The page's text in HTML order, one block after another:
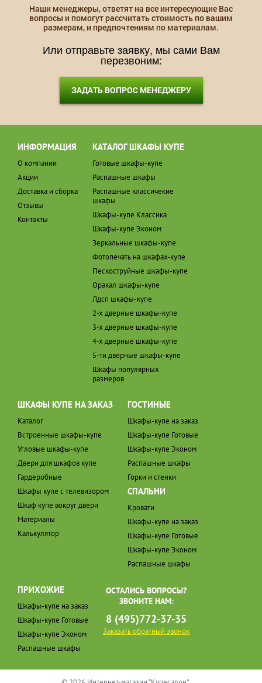
Наши менеджеры, ответят на все интересующие Вас
вопросы и помогут рассчитать стоимость по вашим
размерам, и предпочтениям по материалам.
Или отправьте заявку, мы сами Вам
перезвоним:
ЗАДАТЬ ВОПРОС МЕНЕДЖЕРУ
ИНФОРМАЦИЯ
О компании
Акции
Доставка и сборка
Отзывы
Контакты
КАТАЛОГ ШКАФЫ КУПЕ
Готовые шкафы-купе
Распашные шкафы
Распашные классичекие
шкафы
Шкафы-купе Классика
Шкафы-купе Эконом
Зеркальные шкафы-купе
Фотопечать на шкафах-купе
Пескоструйные шкафы-купе
Оракал шкафы-купе
Лдсп шкафы-купе
2-х дверные шкафы-купе
3-х дверные шкафы-купе
4-х дверные шкафы-купе
5-ти дверные шкафы-купе
Шкафы популярных
размеров
ШКАФЫ КУПЕ НА ЗАКАЗ
Каталог
Встроенные шкафы-купе
Угловые шкафы-купе
Двери для шкафов купе
Гардеробные
Шкафы купе с телевизором
Шкаф купе вокруг двери
Материалы
Калькулятор
ГОСТИНЫЕ
Шкафы-купе на заказ
Шкафы-купе Готовые
Шкафы-купе Эконом
Распашные шкафы
Горки и стенки
СПАЛЬНИ
Кровати
Шкафы-купе на заказ
Шкафы-купе Готовые
Шкафы-купе Эконом
Распашные шкафы
ПРИХОЖИЕ
Шкафы-купе на заказ
Шкафы-купе Готовые
Шкафы-купе Эконом
Распашные шкафы
ОСТАЛИСЬ ВОПРОСЫ?
ЗВОНИТЕ НАМ:
8 (495)772-37-35
Заказать обратный звонок